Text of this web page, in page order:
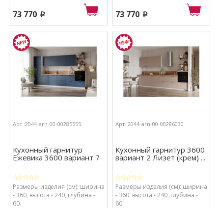
73 770 p 73 770 p
Арт.:2044-arn-00-00285555
Кухонный гарнитур
Ежевика 3600 вариант 7
Размеры изделия (см): ширина
- 360, высота - 240, глубина -
60.
Арт.:2044-arn-00-00286030
Кухонный гарнитур 3600
вариант 2 Лизет (крем) ...
Размеры изделия (см): ширина
- 360, высота - 240, глубина -
60.